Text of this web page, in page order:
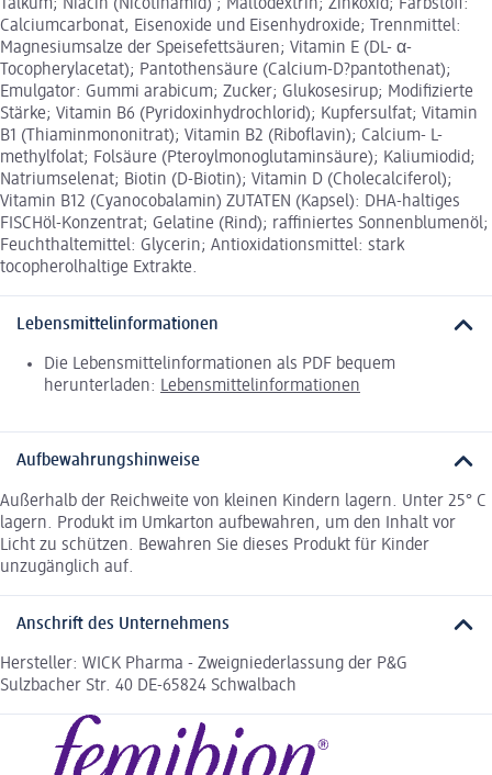
Talkum; Niacin (Nicotinamid) ; Maltodextrin; Zinkoxid; Farbstoff:
Calciumcarbonat, Eisenoxide und Eisenhydroxide; Trennmittel:
Magnesiumsalze der Speisefettsäuren; Vitamin E (DL- α-
Tocopherylacetat); Pantothensäure (Calcium-D?pantothenat);
Emulgator: Gummi arabicum; Zucker; Glukosesirup; Modifizierte
Stärke; Vitamin B6 (Pyridoxinhydrochlorid); Kupfersulfat; Vitamin
B1 (Thiaminmononitrat); Vitamin B2 (Riboflavin); Calcium- L-
methylfolat; Folsäure (Pteroylmonoglutaminsäure); Kaliumiodid;
Natriumselenat; Biotin (D-Biotin); Vitamin D (Cholecalciferol);
Vitamin B12 (Cyanocobalamin) ZUTATEN (Kapsel): DHA-haltiges
FISCHöl-Konzentrat; Gelatine (Rind); raffiniertes Sonnenblumenöl;
Feuchthaltemittel: Glycerin; Antioxidationsmittel: stark
tocopherolhaltige Extrakte.
Lebensmittelinformationen
Die Lebensmittelinformationen als PDF bequem
herunterladen: Lebensmittelinformationen
Aufbewahrungshinweise
Außerhalb der Reichweite von kleinen Kindern lagern. Unter 25° C
lagern. Produkt im Umkarton aufbewahren, um den Inhalt vor
Licht zu schützen. Bewahren Sie dieses Produkt für Kinder
unzugänglich auf.
Anschrift des Unternehmens
Hersteller: WICK Pharma - Zweigniederlassung der P&G
Sulzbacher Str. 40 DE-65824 Schwalbach